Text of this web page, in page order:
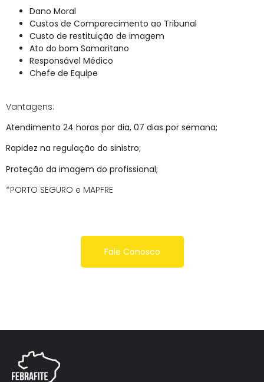
Dano Moral
Custos de Comparecimento ao Tribunal
Custo de restituição de imagem
Ato do bom Samaritano
Responsável Médico
Chefe de Equipe
Vantagens:
Atendimento 24 horas por dia, 07 dias por semana;
Rapidez na regulação do sinistro;
Proteção da imagem do profissional;
*PORTO SEGURO e MAPFRE
Fale Conosco